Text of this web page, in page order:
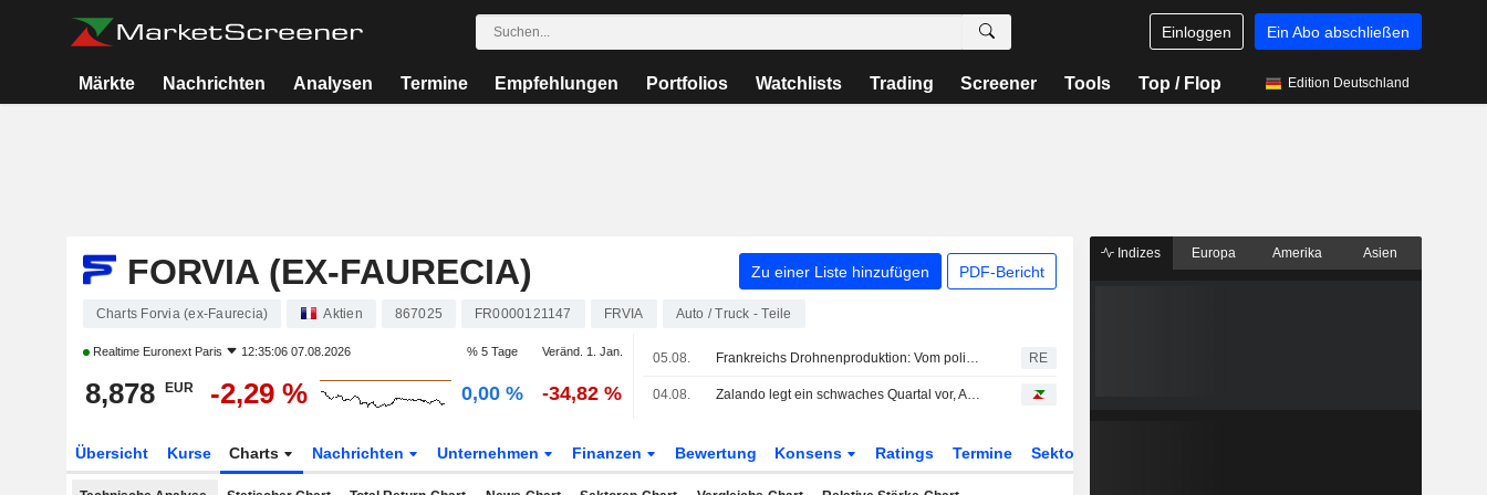
Einloggen Ein Abo abschließen
Märkte Nachrichten Analysen Termine Empfehlungen Portfolios Watchlists Trading Screener Tools Top / Flop Edition Deutschland
FORVIA (EX-FAURECIA) Zu einer Liste hinzufügen PDF-Bericht
Charts Forvia (ex-Faurecia) Aktien 867025 FR0000121147 FRVIA Auto / Truck - Teile
Realtime Euronext Paris 12:35:06 07.08.2026 % 5 Tage Veränd. 1. Jan.
8,878 EUR -2,29 % 0,00 % -34,82 %
05.08. Frankreichs Drohnenproduktion: Vom politischen Anspruch in die Fabrikhallen RE
04.08. Zalando legt ein schwaches Quartal vor, Asmodee spielt die richtige Karte
Übersicht Kurse Charts Nachrichten Unternehmen Finanzen Bewertung Konsens Ratings Termine Sektor
Indizes Europa Amerika Asien